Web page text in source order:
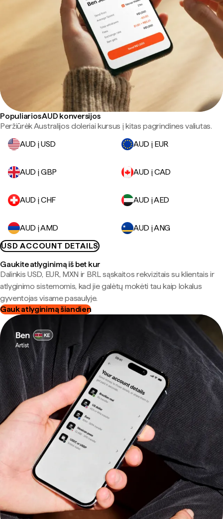
Populiarios AUD konversijos
Peržiūrėk Australijos doleriai kursus į kitas pagrindines valiutas.
AUD į USD
AUD į EUR
AUD į GBP AUD į CAD
AUD į CHF AUD į AED
AUD į AMD
AUD į ANG
USD ACCOUNT DETAILS
Gaukite atlyginimą iš bet kur
Dalinkis USD, EUR, MXN ir BRL sąskaitos rekvizitais su klientais ir
atlyginimo sistemomis, kad jie galėtų mokėti tau kaip lokalus
gyventojas visame pasaulyje.
Gauk atlyginimą šiandien